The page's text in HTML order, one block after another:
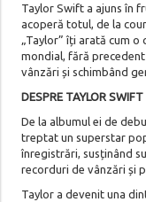
Taylor Swift a ajuns în
acoperă totul, de la
„Taylor” îți arată cum
mondial, fără
vânzări și schimbând
DESPRE TAYLOR SWIFT
De la albumul ei de
treptat un superstar
înregistrări, susținând
recorduri de vânzări și
Taylor a devenit una